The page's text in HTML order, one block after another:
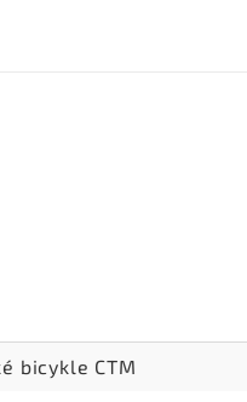
bicykle CTM